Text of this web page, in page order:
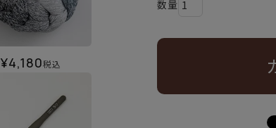
¥4,180税込